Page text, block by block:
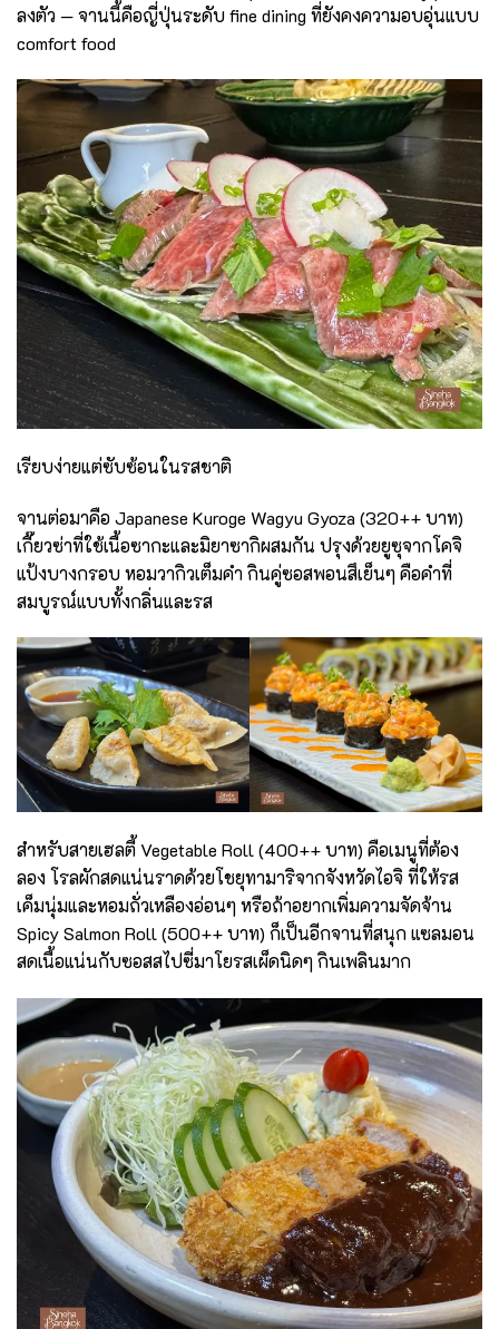
ลงตัว — จานนี้คือญี่ปุ่นระดับ fine dining ที่ยังคงความอบอุ่นแบบ
comfort food
เรียบง่ายแต่ซับซ้อนในรสชาติ
จานต่อมาคือ Japanese Kuroge Wagyu Gyoza (320++ บาท)
เกี๊ยวซ่าที่ใช้เนื้อซากะและมิยาซากิผสมกัน ปรุงด้วยยูซุจากโคจิ
แป้งบางกรอบ หอมวากิวเต็มคำ กินคู่ซอสพอนสึเย็นๆ คือคำที่
สมบูรณ์แบบทั้งกลิ่นและรส
สำหรับสายเฮลตี้ Vegetable Roll (400++ บาท) คือเมนูที่ต้อง
ลอง โรลผักสดแน่นราดด้วยโชยุทามาริจากจังหวัดไอจิ ที่ให้รส
เค็มนุ่มและหอมถั่วเหลืองอ่อนๆ หรือถ้าอยากเพิ่มความจัดจ้าน
Spicy Salmon Roll (500++ บาท) ก็เป็นอีกจานที่สนุก แซลมอน
สดเนื้อแน่นกับซอสสไปซี่มาโยรสเผ็ดนิดๆ กินเพลินมาก